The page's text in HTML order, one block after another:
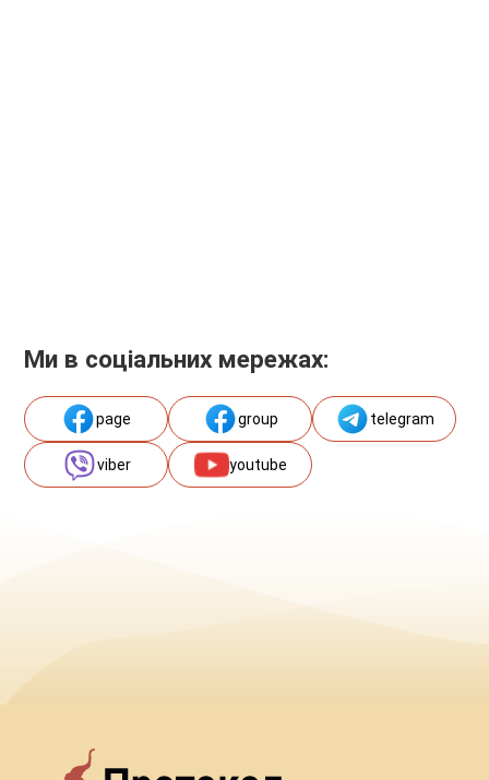
Ми в соціальних мережах:
page group telegram
viber youtube